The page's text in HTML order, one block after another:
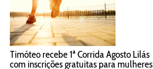
Timóteo recebe 1ª Corrida Agosto Lilás
com inscrições gratuitas para mulheres